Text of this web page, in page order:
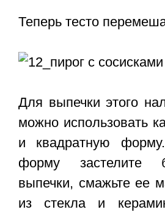
Теперь тесто
Для выпечки этого
можно использовать
и квадратную
форму застелите
выпечки, смажьте ее
из стекла и